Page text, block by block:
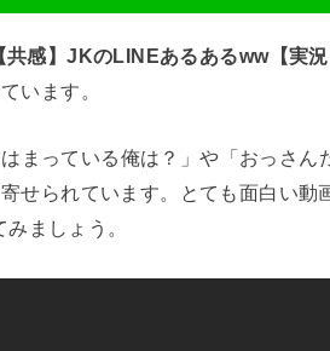
共感】JKのLINEあるあるww【実況
います。
まっている俺は？」や「おっさん
せられています。とても面白い動
ましょう。